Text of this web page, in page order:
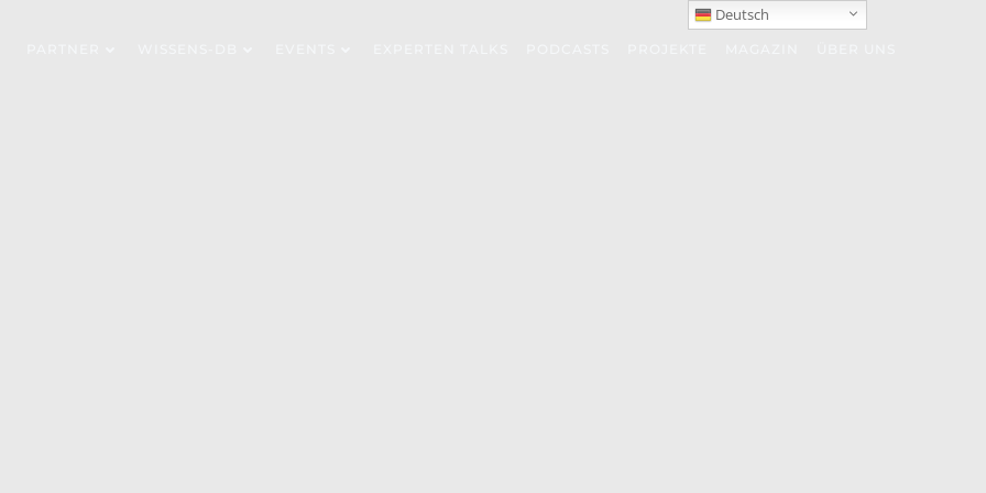
Deutsch